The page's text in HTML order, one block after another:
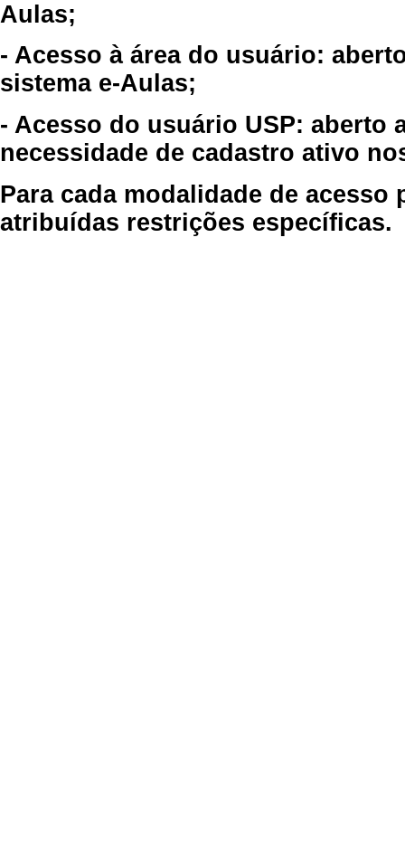
Aulas;
- Acesso à área do usuário:
sistema e-Aulas;
- Acesso do usuário USP: aberto
necessidade de cadastro ativo
Para cada modalidade de
atribuídas restrições específicas.